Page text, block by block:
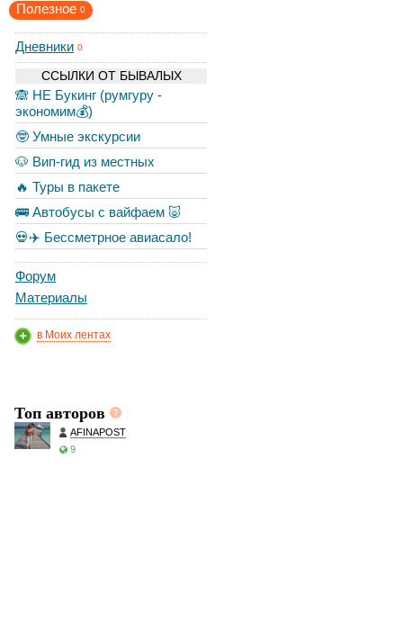
Полезное 0
Дневники 0
ССЫЛКИ ОТ БЫВАЛЫХ
🙈 НЕ Букинг (румгуру -
экономим💰)
🤓 Умные экскурсии
🐶 Вип-гид из местных
🔥 Туры в пакете
🚌 Автобусы с вайфаем 🐷
💀✈️ Бессметрное авиасало!
Форум
Материалы
в Моих лентах
Топ авторов
AFINAPOST
9